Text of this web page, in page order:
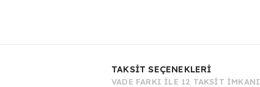
TAKSİT SEÇENEKLERİ
VADE FARKI İLE 12 TAKSİT İMKANI